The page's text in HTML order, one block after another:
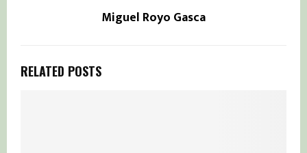
Miguel Royo Gasca
RELATED POSTS